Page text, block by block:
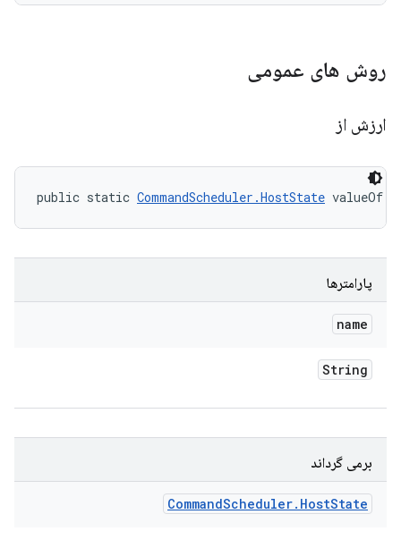
روش های عمومی
ارزش از
public static CommandScheduler.HostState valueOf
پارامترها
name
String
برمی گرداند
CommandScheduler. HostState